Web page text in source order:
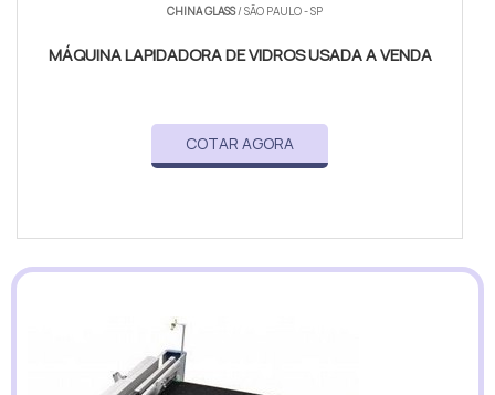
CHINA GLASS/ SÃO PAULO - SP
MÁQUINA LAPIDADORA DE VIDROS USADA A VENDA
COTAR AGORA